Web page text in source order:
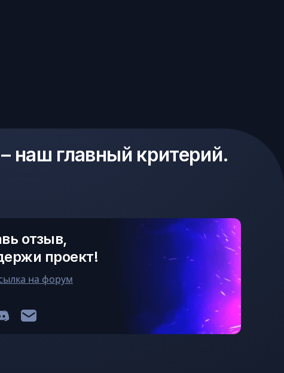
наш главный критерий.
отзыв,
проект!
на форум